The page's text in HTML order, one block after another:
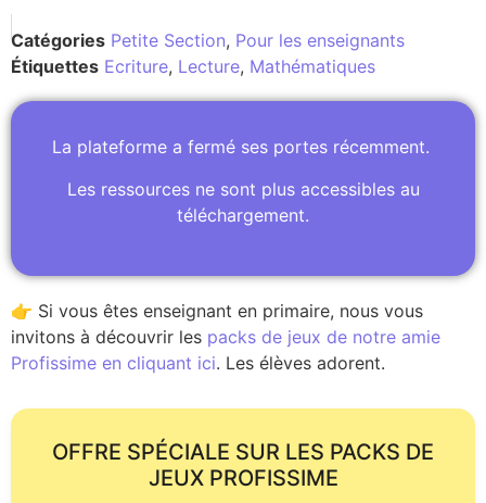
Catégories Petite Section, Pour les enseignants
Étiquettes Ecriture, Lecture, Mathématiques
La plateforme a fermé ses portes récemment.
Les ressources ne sont plus accessibles au
téléchargement.
👉 Si vous êtes enseignant en primaire, nous vous
invitons à découvrir les packs de jeux de notre amie
Profissime en cliquant ici. Les élèves adorent.
OFFRE SPÉCIALE SUR LES PACKS DE
JEUX PROFISSIME